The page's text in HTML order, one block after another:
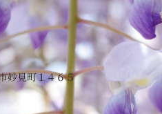
妙見町１４６５